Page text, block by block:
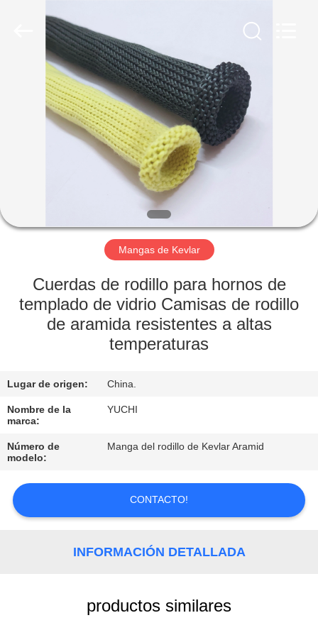
INICIO
PRODUCTOS
VISITA
FÁBRICA
CALIDAD
CONTACTO
NOTICIAS
Mangas de Kevlar
Cuerdas de rodillo para hornos de
templado de vidrio Camisas de rodillo
de aramida resistentes a altas
temperaturas
Lugar de origen: China.
Nombre de la
marca:
YUCHI
Número de
modelo:
Manga del rodillo de Kevlar Aramid
CONTACTO!
INFORMACIÓN DETALLADA
productos similares